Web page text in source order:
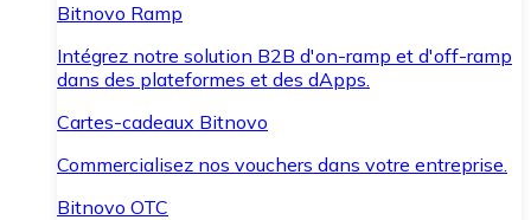
Bitnovo Ramp
Intégrez notre solution B2B d'on-ramp et d'off-ramp
dans des plateformes et des dApps.
Cartes-cadeaux Bitnovo
Commercialisez nos vouchers dans votre entreprise.
Bitnovo OTC